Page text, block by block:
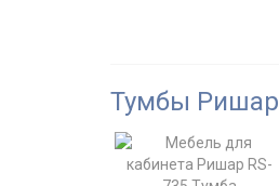
Тумбы Ришар